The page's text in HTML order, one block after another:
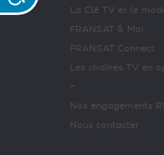
La Clé TV et le
FRANSAT & Moi
FRANSAT Connect
Les chaînes TV en
–
Nos engagements
Nous contacter